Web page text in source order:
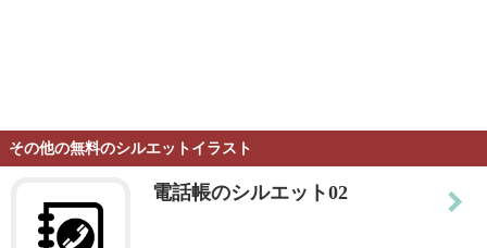
その他の無料のシルエットイラスト
電話帳のシルエット02